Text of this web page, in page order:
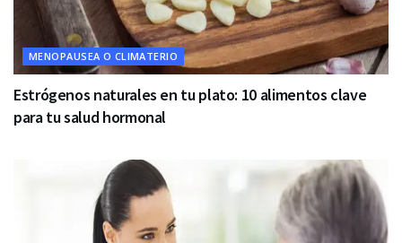
MENOPAUSEA O CLIMATERIO
Estrógenos naturales en tu plato: 10 alimentos clave
para tu salud hormonal